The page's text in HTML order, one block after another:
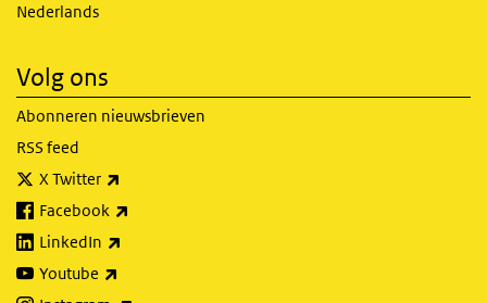
Nederlands
Volg ons
Abonneren nieuwsbrieven
RSS feed
X Twitter
Facebook
LinkedIn
Youtube